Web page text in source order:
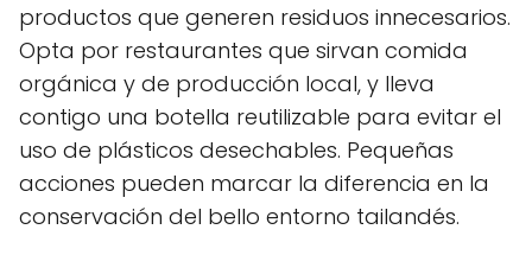
productos que generen residuos innecesarios.
Opta por restaurantes que sirvan comida
orgánica y de producción local, y lleva
contigo una botella reutilizable para evitar el
uso de plásticos desechables. Pequeñas
acciones pueden marcar la diferencia en la
conservación del bello entorno tailandés.